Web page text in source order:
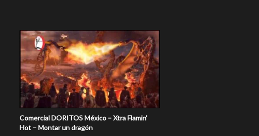
Comercial DORITOS México – Xtra Flamin’
Hot – Montar un dragón